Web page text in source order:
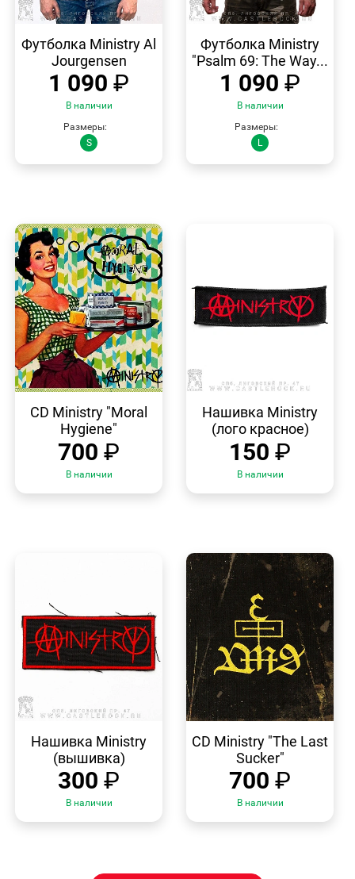
ПРОСМОТР
Футболка Ministry Al
Jourgensen
1 090 ₽
В наличии
Размеры:
S
ПРОСМОТР
Футболка Ministry
"Psalm 69: The Way...
1 090 ₽
В наличии
Размеры:
L
ПРОСМОТР
CD Ministry "Moral
Hygiene"
700 ₽
В наличии
ПРОСМОТР
Нашивка Ministry
(лого красное)
150 ₽
В наличии
ПРОСМОТР
Нашивка Ministry
(вышивка)
300 ₽
В наличии
ПРОСМОТР
CD Ministry "The Last
Sucker"
700 ₽
В наличии